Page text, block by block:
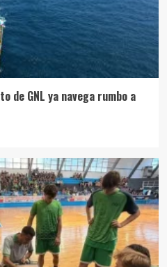
de GNL ya navega rumbo a